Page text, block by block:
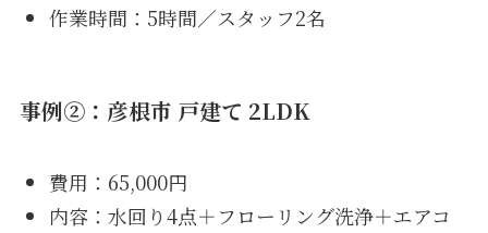
作業時間：5時間／スタッフ2名
事例②：彦根市 戸建て 2LDK
費用：65,000円
内容：水回り4点＋フローリング洗浄＋エアコ